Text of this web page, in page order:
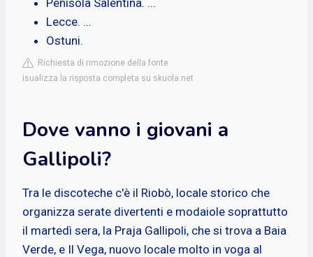
Lecce. ...
Ostuni.
Richiesta di rimozione della fonte
isualizza la risposta completa su skuola.net
Dove vanno i giovani a
Gallipoli?
Tra le discoteche c'è il Riobò, locale storico che
organizza serate divertenti e modaiole soprattutto
il martedì sera, la Praja Gallipoli, che si trova a Baia
Verde, e Il Vega, nuovo locale molto in voga al